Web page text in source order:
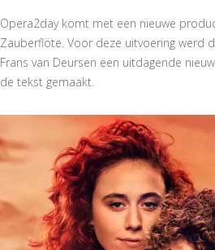
Opera2day komt met een nieuwe
Zauberflöte. Voor deze uitvoering werd
Frans van Deursen een uitdagende
de tekst gemaakt.